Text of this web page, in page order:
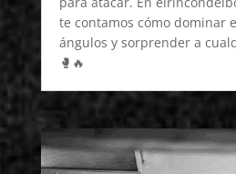
te contamos cómo dominar
ángulos y sorprender a
🥊🔥